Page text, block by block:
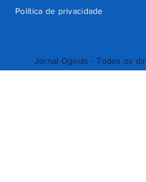
Jornal Ogoiás - Todos os
Política de privacidade